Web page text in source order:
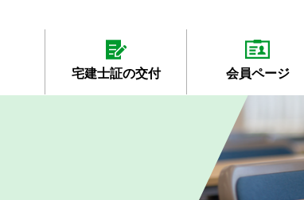
宅建士証の交付 会員ページ